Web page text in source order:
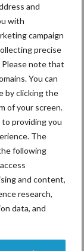
and
with
campaign
precise
note that
You can
by clicking the
of your screen.
providing you
The
following
and content,
research,
data, and
grillig:
houden
voor
en
in krimpende
een